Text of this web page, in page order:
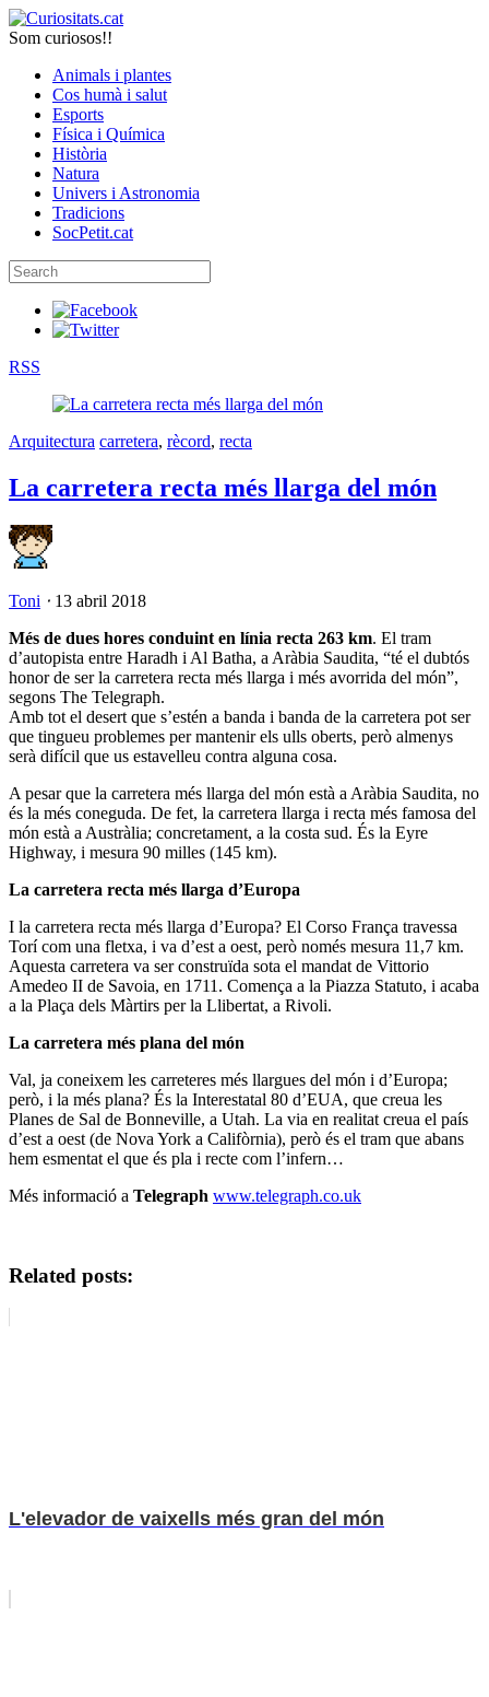
Som curiosos!!
Animals i plantes
Cos humà i salut
Esports
Física i Química
Història
Natura
Univers i Astronomia
Tradicions
SocPetit.cat
RSS
Arquitectura carretera, rècord, recta
La carretera recta més llarga del món
Toni ⋅ 13 abril 2018
Més de dues hores conduint en línia recta 263 km. El tram
d’autopista entre Haradh i Al Batha, a Aràbia Saudita, “té el dubtós
honor de ser la carretera recta més llarga i més avorrida del món”,
segons The Telegraph.
Amb tot el desert que s’estén a banda i banda de la carretera pot ser
que tingueu problemes per mantenir els ulls oberts, però almenys
serà difícil que us estavelleu contra alguna cosa.
A pesar que la carretera més llarga del món està a Aràbia Saudita, no
és la més coneguda. De fet, la carretera llarga i recta més famosa del
món està a Austràlia; concretament, a la costa sud. És la Eyre
Highway, i mesura 90 milles (145 km).
La carretera recta més llarga d’Europa
I la carretera recta més llarga d’Europa? El Corso França travessa
Torí com una fletxa, i va d’est a oest, però només mesura 11,7 km.
Aquesta carretera va ser construïda sota el mandat de Vittorio
Amedeo II de Savoia, en 1711. Comença a la Piazza Statuto, i acaba
a la Plaça dels Màrtirs per la Llibertat, a Rivoli.
La carretera més plana del món
Val, ja coneixem les carreteres més llargues del món i d’Europa;
però, i la més plana? És la Interestatal 80 d’EUA, que creua les
Planes de Sal de Bonneville, a Utah. La via en realitat creua el país
d’est a oest (de Nova York a Califòrnia), però és el tram que abans
hem esmentat el que és pla i recte com l’infern…
Més informació a Telegraph www.telegraph.co.uk
Related posts:
L'elevador de vaixells més gran del món